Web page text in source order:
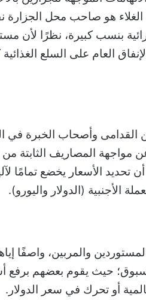
الغلاء هو صاحب محل
بنسب كبيرة، نظرًا لأن
العام على السلع
القدامى وأصحاب الخبرة في
المصاريف الثابتة من
أن تحديد الأسعار يخضع تمامًا
الأجنبية (الدولار واليورو).
والمربين، واصفًا
حيث يقوم بعضهم برفع
أو تحرك في سعر الدولار.